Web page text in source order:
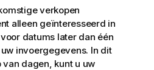
verkopen
alleen geïnteresseerd in
datums later dan één
invoergegevens. In dit
dagen, kunt u uw